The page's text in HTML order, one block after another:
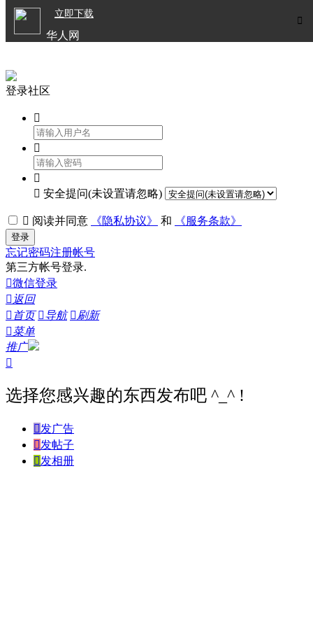

立即下载
华人网
登录社区



 安全提问(未设置请忽略)
 阅读并同意 《隐私协议》 和 《服务条款》
登录
忘记密码注册帐号
第三方帐号登录.
微信登录
 返回
 首页 导航 刷新
菜单
推广

选择您感兴趣的东西发布吧 ^_^ !
发广告
发帖子
发相册